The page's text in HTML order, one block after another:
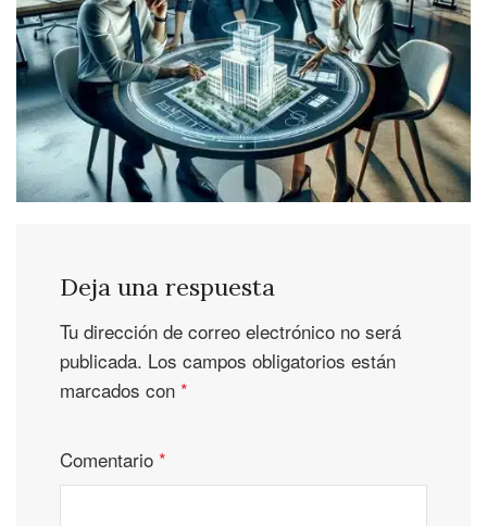
Deja una respuesta
Tu dirección de correo electrónico no será
publicada. Los campos obligatorios están
marcados con *
Comentario *